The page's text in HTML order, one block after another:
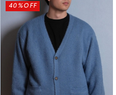
40%OFF